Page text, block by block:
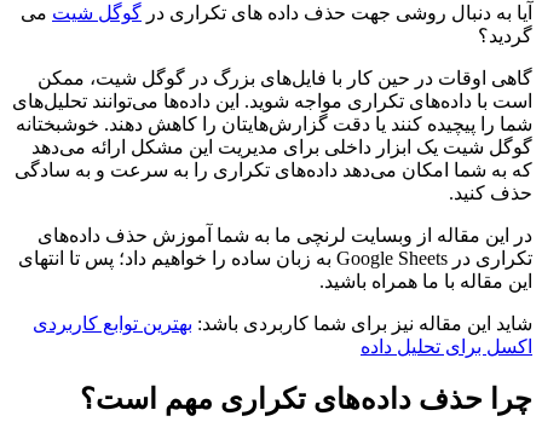
آیا به دنبال روشی جهت حذف داده های تکراری در گوگل شیت می
گردید؟
گاهی اوقات در حین کار با فایل‌های بزرگ در گوگل شیت، ممکن
است با داده‌های تکراری مواجه شوید. این داده‌ها می‌توانند تحلیل‌های
شما را پیچیده کنند یا دقت گزارش‌هایتان را کاهش دهند. خوشبختانه
گوگل شیت یک ابزار داخلی برای مدیریت این مشکل ارائه می‌دهد
که به شما امکان می‌دهد داده‌های تکراری را به سرعت و به سادگی
حذف کنید.
در این مقاله از وبسایت لرنچی ما به شما آموزش حذف داده‌های
تکراری در Google Sheets به زبان ساده را خواهیم داد؛ پس تا انتهای
این مقاله با ما همراه باشید.
شاید این مقاله نیز برای شما کاربردی باشد: بهترین توابع کاربردی
اکسل برای تحلیل داده
چرا حذف داده‌های تکراری مهم است؟